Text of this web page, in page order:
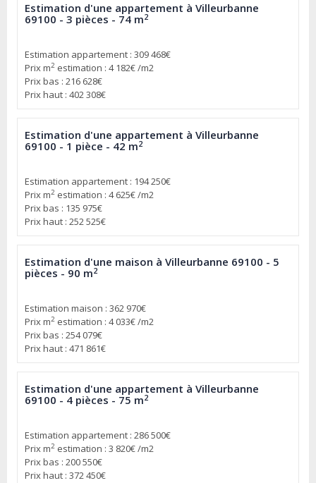
Estimation d'une appartement à Villeurbanne
69100 - 3 pièces - 74 m2
Estimation appartement : 309 468€
Prix m2 estimation : 4 182€ /m2
Prix bas : 216 628€
Prix haut : 402 308€
Estimation d'une appartement à Villeurbanne
69100 - 1 pièce - 42 m2
Estimation appartement : 194 250€
Prix m2 estimation : 4 625€ /m2
Prix bas : 135 975€
Prix haut : 252 525€
Estimation d'une maison à Villeurbanne 69100 - 5
pièces - 90 m2
Estimation maison : 362 970€
Prix m2 estimation : 4 033€ /m2
Prix bas : 254 079€
Prix haut : 471 861€
Estimation d'une appartement à Villeurbanne
69100 - 4 pièces - 75 m2
Estimation appartement : 286 500€
Prix m2 estimation : 3 820€ /m2
Prix bas : 200 550€
Prix haut : 372 450€